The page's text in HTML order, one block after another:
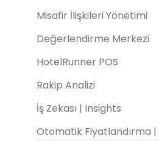
Misafir İlişkileri Yönetimi
Değerlendirme Merkezi
HotelRunner POS
Rakip Analizi
İş Zekası | Insights
Otomatik Fiyatlandırma